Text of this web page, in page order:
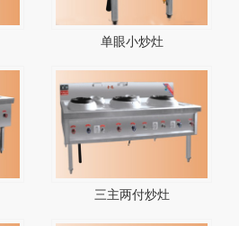
单眼小炒灶
三主两付炒灶